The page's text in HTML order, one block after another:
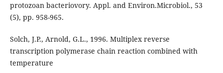
protozoan bacteriovory. Appl. and Environ.Microbiol., 53
(5), pp. 958-965.
Solch, J.P., Arnold, G.L., 1996. Multiplex reverse
transcription polymerase chain reaction combined with
temperature